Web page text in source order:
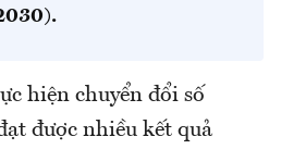
hiện chuyển đổi số
được nhiều kết quả